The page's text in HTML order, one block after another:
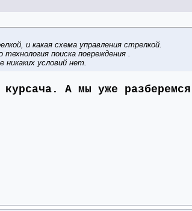
и какая схема управления стрелкой.
поиска повреждения .
никаких условий нет.
курсача. А мы уже разберемся